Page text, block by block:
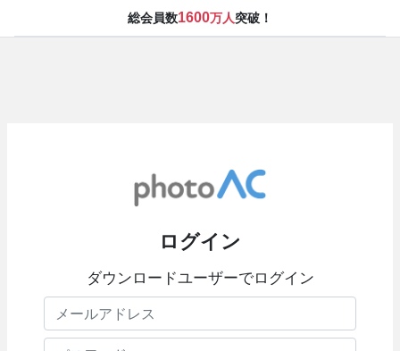
総会員数1600万人突破！
ログイン
ダウンロードユーザーでログイン